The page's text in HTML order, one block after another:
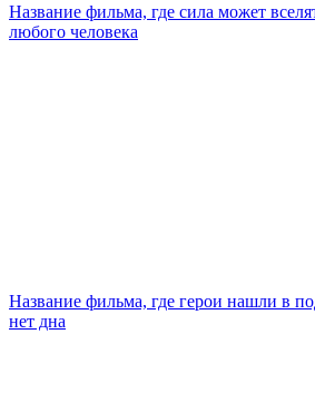
Название фильма, где сила может
любого человека
Название фильма, где герои нашли в
нет дна